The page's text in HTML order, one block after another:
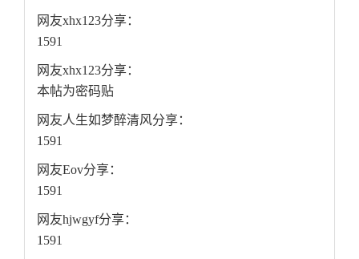
网友xhx123分享：
1591
网友xhx123分享：
本帖为密码贴
网友人生如梦醉清风分享：
1591
网友Eov分享：
1591
网友hjwgyf分享：
1591